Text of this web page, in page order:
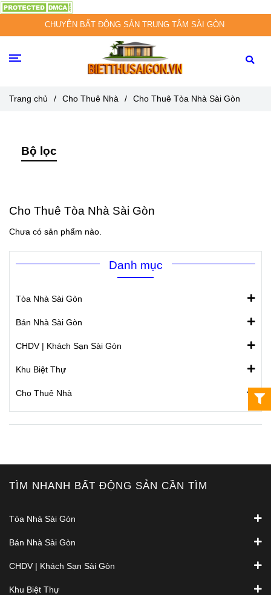
CHUYÊN BẤT ĐỘNG SẢN TRUNG TÂM SÀI GÒN
Trang chủ / Cho Thuê Nhà / Cho Thuê Tòa Nhà Sài Gòn
Bộ lọc
Cho Thuê Tòa Nhà Sài Gòn
Chưa có sản phẩm nào.
Danh mục
Tòa Nhà Sài Gòn
Bán Nhà Sài Gòn
CHDV | Khách Sạn Sài Gòn
Khu Biệt Thự
Cho Thuê Nhà
TÌM NHANH BẤT ĐỘNG SẢN CẦN TÌM
Tòa Nhà Sài Gòn
Bán Nhà Sài Gòn
CHDV | Khách Sạn Sài Gòn
Khu Biệt Thự